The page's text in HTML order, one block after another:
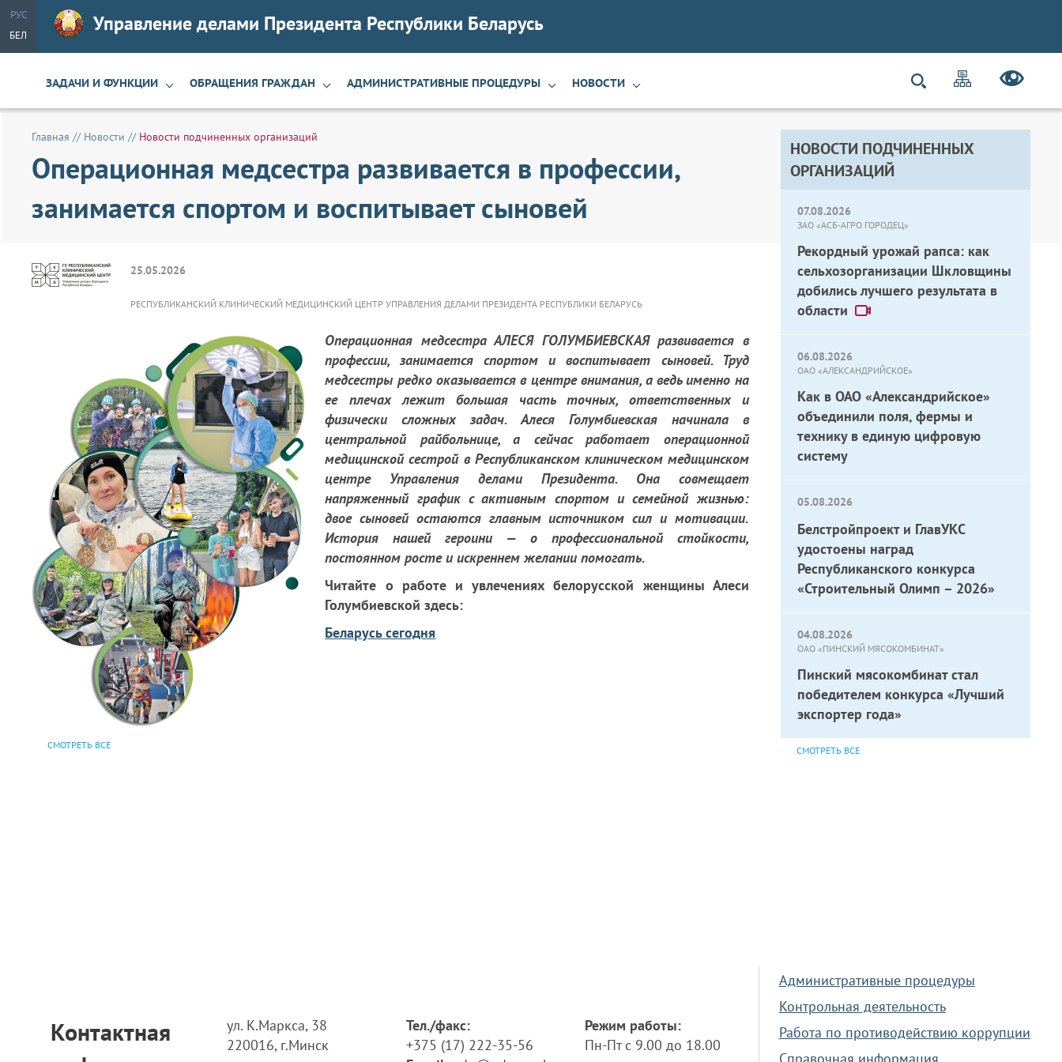
РУС
БЕЛ
Управление делами Президента Республики Беларусь
ЗАДАЧИ И ФУНКЦИИ ОБРАЩЕНИЯ ГРАЖДАН АДМИНИСТРАТИВНЫЕ ПРОЦЕДУРЫ НОВОСТИ
НОВОСТИ ПОДЧИНЕННЫХ
ОРГАНИЗАЦИЙ
07.08.2026
ЗАО «АСБ-АГРО ГОРОДЕЦ»
Рекордный урожай рапса: как
сельхозорганизации Шкловщины
добились лучшего результата в
области
06.08.2026
ОАО «АЛЕКСАНДРИЙСКОЕ»
Как в ОАО «Александрийское»
объединили поля, фермы и
технику в единую цифровую
систему
05.08.2026
Белстройпроект и ГлавУКС
удостоены наград
Республиканского конкурса
«Строительный Олимп – 2026»
04.08.2026
ОАО «ПИНСКИЙ МЯСОКОМБИНАТ»
Пинский мясокомбинат стал
победителем конкурса «Лучший
экспортер года»
СМОТРЕТЬ ВСЕ
Главная // Новости // Новости подчиненных организаций
Операционная медсестра развивается в профессии,
занимается спортом и воспитывает сыновей
25.05.2026
РЕСПУБЛИКАНСКИЙ КЛИНИЧЕСКИЙ МЕДИЦИНСКИЙ ЦЕНТР УПРАВЛЕНИЯ ДЕЛАМИ ПРЕЗИДЕНТА РЕСПУБЛИКИ БЕЛАРУСЬ
Операционная медсестра АЛЕСЯ ГОЛУМБИЕВСКАЯ развивается в
профессии, занимается спортом и воспитывает сыновей. Труд
медсестры редко оказывается в центре внимания, а ведь именно на
ее плечах лежит большая часть точных, ответственных и
физически сложных задач. Алеся Голумбиевская начинала в
центральной райбольнице, а сейчас работает операционной
медицинской сестрой в Республиканском клиническом медицинском
центре Управления делами Президента. Она совмещает
напряженный график с активным спортом и семейной жизнью:
двое сыновей остаются главным источником сил и мотивации.
История нашей героини — о профессиональной стойкости,
постоянном росте и искреннем желании помогать.
Читайте о работе и увлечениях белорусской женщины Алеси
Голумбиевской здесь:
Беларусь сегодня
СМОТРЕТЬ ВСЕ
Контактная
ул. К.Маркса, 38
220016, г.Минск
Тел./факс:
+375 (17) 222-35-56
Режим работы:
Пн-Пт с 9.00 до 18.00
Административные процедуры
Контрольная деятельность
Работа по противодействию коррупции